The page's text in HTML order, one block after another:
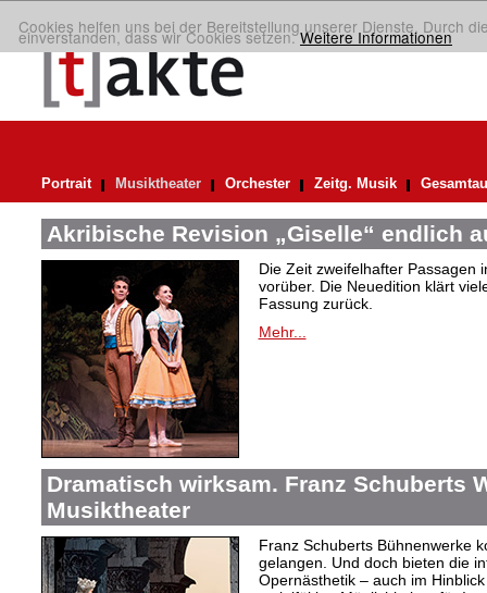
Cookies helfen uns bei der Bereitstellung unserer Dienste. Durch
einverstanden, dass wir Cookies setzen.Weitere Informationen
Portrait Musiktheater Orchester Zeitg. Musik
Akribische Revision „Giselle“ endlich
Die Zeit zweifelhafter Passagen
vorüber. Die Neuedition klärt
Fassung zurück.
Mehr...
Dramatisch wirksam. Franz Schuberts
Musiktheater
Franz Schuberts Bühnenwerke
gelangen. Und doch bieten die
Opernästhetik – auch im